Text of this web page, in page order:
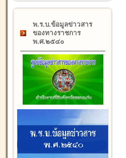
พ.ร.บ.ข้อมูลข่าวสาร
ของทางราชการ
พ.ศ.๒๕๔๐